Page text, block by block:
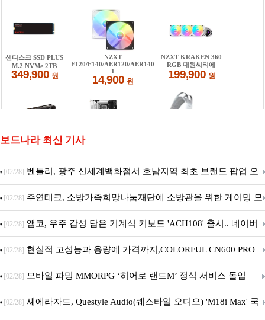
보드나라 최신 기사
[02/28] 벤틀리, 광주 신세계백화점서 호남지역 최초 브랜드 팝업 오
픈
[02/28] 주연테크, 소방가족희망나눔재단에 소방관을 위한 게이밍 모
니터·스마트 펫 침대 기부
[02/28] 앱코, 우주 감성 담은 기계식 키보드 'ACH108' 출시.. 네이버
브랜드데이 기획전 진행
[02/28] 현실적 고성능과 용량에 가격까지,COLORFUL CN600 PRO
M.2 NVMe 디앤디컴 1TB
[02/28] 모바일 파밍 MMORPG ‘히어로 랜드M’ 정식 서비스 돌입
[02/28] 셰에라자드, Questyle Audio(퀘스타일 오디오) 'M18i Max' 국